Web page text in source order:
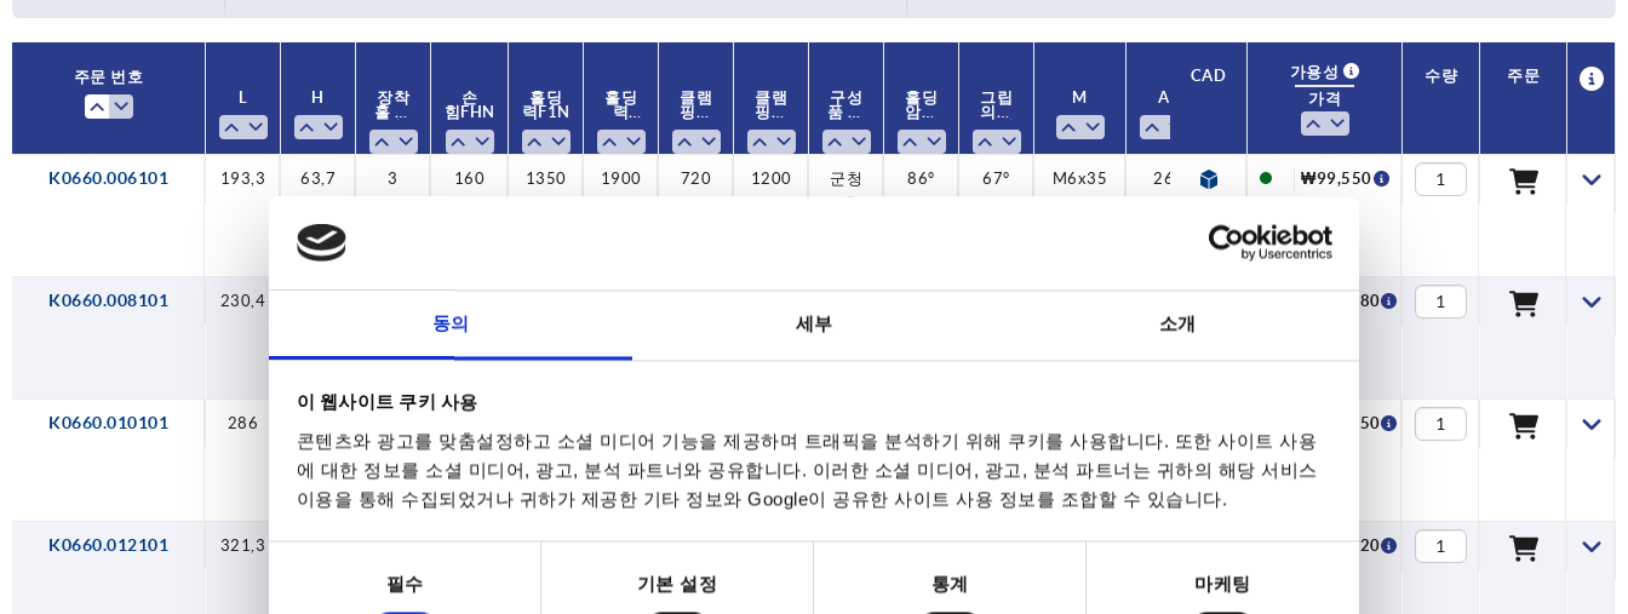
동의 세부 소개
이 웹사이트 쿠키 사용
콘텐츠와 광고를 맞춤설정하고 소셜 미디어 기능을 제공하며 트래픽을 분석하기 위해 쿠키를 사용합니다. 또한 사이트 사용
에 대한 정보를 소셜 미디어, 광고, 분석 파트너와 공유합니다. 이러한 소셜 미디어, 광고, 분석 파트너는 귀하의 해당 서비스
이용을 통해 수집되었거나 귀하가 제공한 기타 정보와 Google이 공유한 사이트 사용 정보를 조합할 수 있습니다.
필수 기본 설정 통계 마케팅
321,3 104,8 280 2400
주문 번호
L
H
장착
홀 모
양
손
힘 FH N
홀딩
력 F1 N
홀딩
력
F2 N
클램
핑력
F3 N
클램
핑력
F4 N
구성
품 색
상
홀딩
암의
개구
각도
그립
의 개
구 각
도
M A A2
CAD
가용성
가격
수량 주문
193,3 63,7 3 160 1350 1900 720 1200
군청
색
86° 67° M6x35 26 6,5 — 28
₩99,550
230,4 73,9 3 200 2000 2800 830 1400
군청
색
86° 67° M8x45 26 9 — 31
₩117,780
286 94,8 3 250 2200 4500 1200 2800
군청
색
90° 71° M10x55 41,5 8,5 — 43
₩158,050
321,3 104,8 4 280 2400 5500 1000 2800
군청
색
88° 68° M12x70 44 10 40 42
₩164,820
193,3 63,7 3 160 1350 1900 720 1200
검회
색
86° 67° M6x35 26 6,5 — 28
₩99,550
230,4 73,9 3 200 2000 2800 830 1400
검회
색
86° 67° M8x45 26 9 — 31
₩117,780
286 94,8 3 250 2200 4500 1200 2800
검회
색
90° 71° M10x55 41,5 8,5 — 43
₩158,050
321,3 104,8 4 280 2400 5500 1000 2800
검회
색
88° 68° M12x70 44 10 40 42
₩164,820
193,3 63,7 3 160 1350 1900 720 1200
신호
등 빨
86° 67° M6x35 26 6,5 — 28
₩99,550
230,4 73,9 3 200 2000 2800 830 1400
신호
등 빨
86° 67° M8x45 26 9 — 31
₩117,780
286 94,8 3 250 2200 4500 1200 2800
신호
등 빨
90° 71° M10x55 41,5 8,5 — 43
₩158,050
321,3 104,8 4 280 2400 5500 1000 2800
신호
등 빨
88° 68° M12x70 44 10 40 42
₩164,820
주문 번호
L
H
장착
홀 모
양
손
힘 FH N
홀딩
력 F1 N
홀딩
력
F2 N
클램
핑력
F3 N
클램
핑력
F4 N
구성
품 색
상
홀딩
암의
개구
각도
그립
의 개
구 각
도
M A A2
CAD
가용성
가격
수량 주문
K0660.006101 193,3 63,7 3 160 1350 1900 720 1200
군청
색
86° 67° M6x35 26 6,5 — 28
₩99,550
K0660.008101 230,4 — 31
₩117,780
K0660.010101 286
색
RAL
5002
— 43
₩158,050
K0660.012101 321,3 104,8 4 280 2400 5500 1000 2800
군청
88° 68° M12x70 44 65 10 40 42
₩164,820